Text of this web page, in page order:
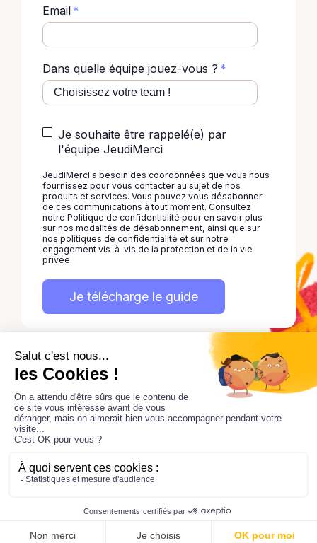
Email *
Dans quelle équipe jouez-vous ? *
Je souhaite être rappelé(e) par
l'équipe JeudiMerci
JeudiMerci a besoin des coordonnées que vous nous
fournissez pour vous contacter au sujet de nos
produits et services. Vous pouvez vous désabonner
de ces communications à tout moment. Consultez
notre Politique de confidentialité pour en savoir plus
sur nos modalités de désabonnement, ainsi que sur
nos politiques de confidentialité et sur notre
engagement vis-à-vis de la protection et de la vie
privée.
Copyright ©2026 by
tous droits réservés